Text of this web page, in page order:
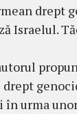
drept
Israelul.
în urma